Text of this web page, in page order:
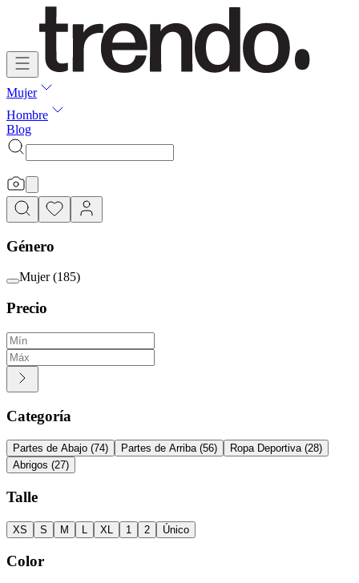
Mujer
Hombre
Blog
Género
Mujer (185)
Precio
Categoría
Partes de Abajo (74) Partes de Arriba (56) Ropa Deportiva (28)
Abrigos (27)
Talle
XS S M XL 1 2 Único
Color